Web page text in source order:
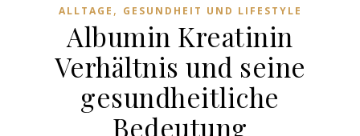
ALLTAGE , GESUNDHEIT UND LIFESTYLE
Albumin Kreatinin
Verhältnis und seine
gesundheitliche
Bedeutung